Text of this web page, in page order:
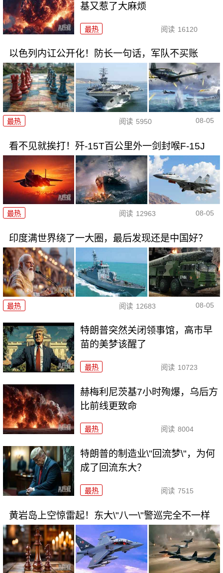
基又惹了大麻烦
最热 阅读 16120
以色列内讧公开化！防长一句话，军队不买账
最热 阅读 5950 08-05
看不见就挨打！歼-15T百公里外一剑封喉F-15J
最热 阅读 12963 08-05
印度满世界绕了一大圈，最后发现还是中国好？
最热 阅读 12683 08-05
特朗普突然关闭领事馆，高市早
苗的美梦该醒了
最热 阅读 10723
赫梅利尼茨基7小时殉爆，乌后方
比前线更致命
最热 阅读 8004
特朗普的制造业\"回流梦\"，为何
成了回流东大？
最热 阅读 7515
黄岩岛上空惊雷起！东大\"八一\"警巡完全不一样